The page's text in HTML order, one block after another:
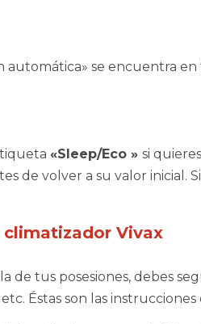
automática» se encuentra
«Sleep/Eco » si
de volver a su valor
Vivax
de tus posesiones, debes
etc. Éstas son las